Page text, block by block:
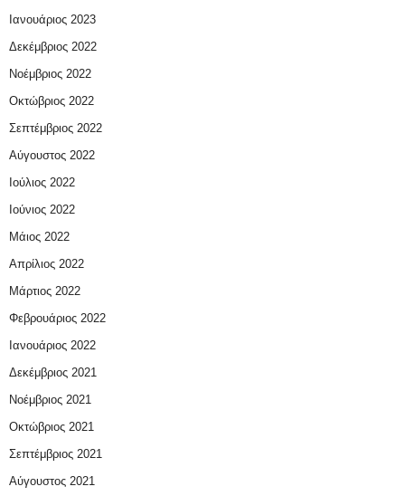
Ιανουάριος 2023
Δεκέμβριος 2022
Νοέμβριος 2022
Οκτώβριος 2022
Σεπτέμβριος 2022
Αύγουστος 2022
Ιούλιος 2022
Ιούνιος 2022
Μάιος 2022
Απρίλιος 2022
Μάρτιος 2022
Φεβρουάριος 2022
Ιανουάριος 2022
Δεκέμβριος 2021
Νοέμβριος 2021
Οκτώβριος 2021
Σεπτέμβριος 2021
Αύγουστος 2021